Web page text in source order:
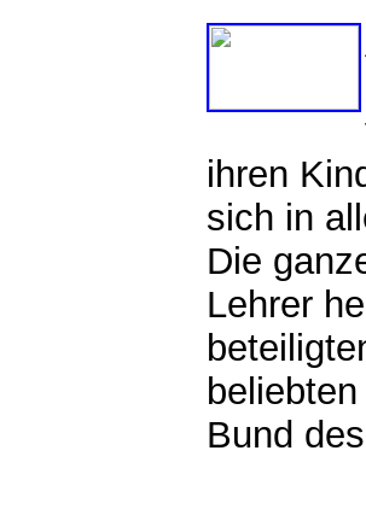
ihren
sich in
Die
Lehrer
Bund